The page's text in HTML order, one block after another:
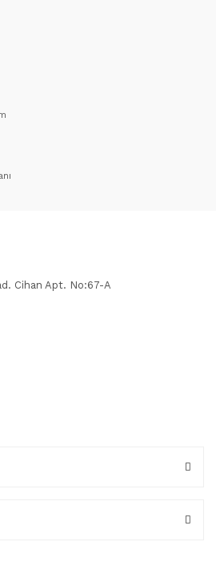
Cihan Apt. No:67-A